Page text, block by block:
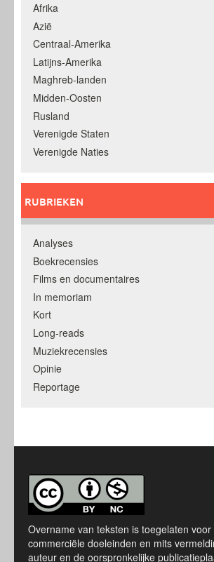
Afrika
Azië
Centraal-Amerika
Latijns-Amerika
Maghreb-landen
Midden-Oosten
Rusland
Verenigde Staten
Verenigde Naties
RUBRIEKEN
Analyses
Boekrecensies
Films en documentaires
In memoriam
Kort
Long-reads
Muziekrecensies
Opinie
Reportage
Overname van teksten is toegelaten voor
commerciële doeleinden en mits
auteur en de oorspronkelijke